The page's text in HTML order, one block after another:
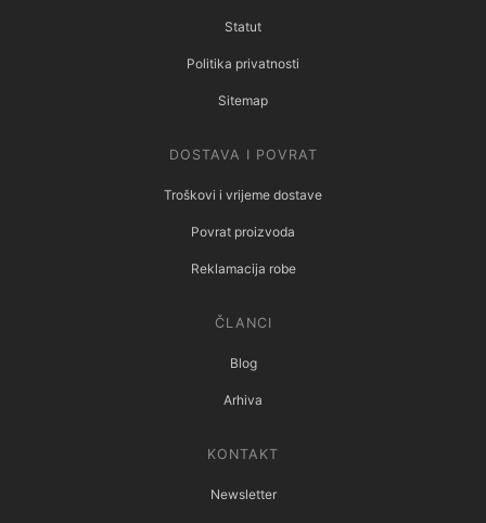
Statut
Politika privatnosti
Sitemap
DOSTAVA I POVRAT
Troškovi i vrijeme dostave
Povrat proizvoda
Reklamacija robe
ČLANCI
Blog
Arhiva
KONTAKT
Newsletter